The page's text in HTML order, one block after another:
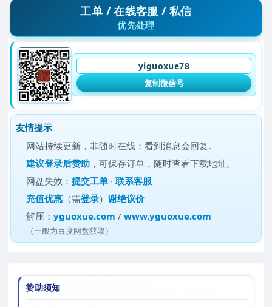
工单 / 在线客服 / 私信
优先处理
yiguoxue78
复制微信号
友情提示
网站持续更新，非随时在线；看到消息会回复。
建议登录后赞助 ，可保存订单，随时查看下载地址。
网盘失效：提交工单 ·联系客服
充值优惠 （需登录）谢绝议价
解压：yguoxue.com /www.yguoxue.com
（一般为百度网盘获取）
赞助须知